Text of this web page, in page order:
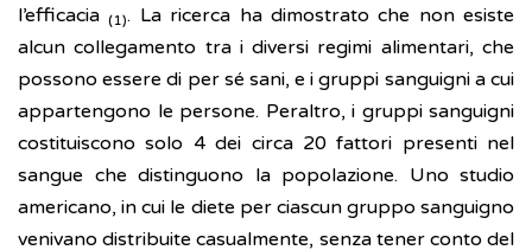
l’efficacia(1). La ricerca ha dimostrato che non esiste
alcun collegamento tra i diversi regimi alimentari, che
possono essere di per sé sani, e i gruppi sanguigni a cui
appartengono le persone. Peraltro, i gruppi sanguigni
costituiscono solo 4 dei circa 20 fattori presenti nel
sangue che distinguono la popolazione. Uno studio
americano, in cui le diete per ciascun gruppo sanguigno
venivano distribuite casualmente, senza tener conto del